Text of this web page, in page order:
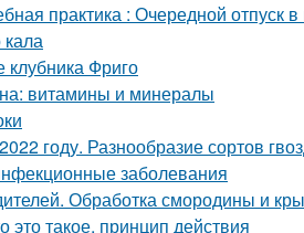
практика : Очередной отпуск
клубника Фриго
витамины и минералы
году. Разнообразие сортов
заболевания
Обработка смородины и
это такое, принцип действия